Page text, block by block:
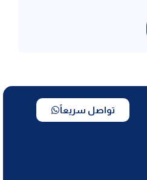
تواصل سريعاً